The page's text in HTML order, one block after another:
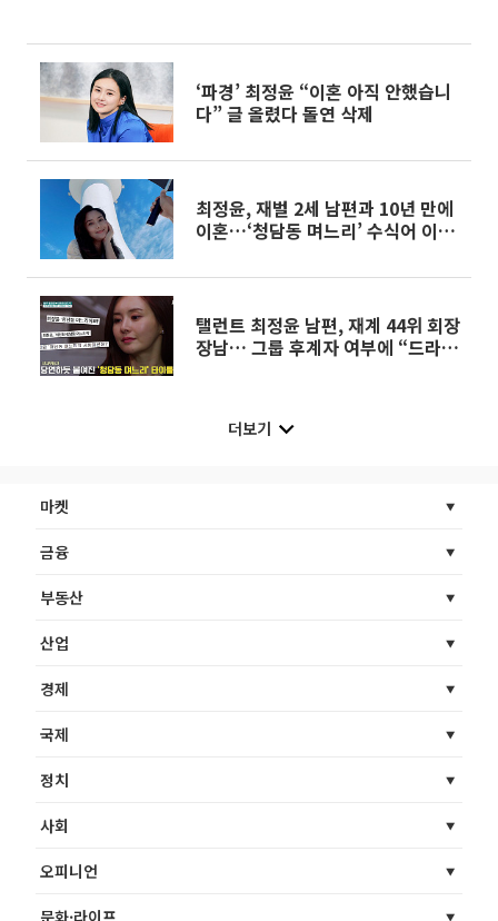
‘파경’ 최정윤 “이혼 아직 안했습니
다” 글 올렸다 돌연 삭제
최정윤, 재벌 2세 남편과 10년 만에
이혼…‘청담동 며느리’ 수식어 이제
탤런트 최정윤 남편, 재계 44위 회장
장남… 그룹 후계자 여부에 “드라마
더보기
마켓
금융
부동산
산업
경제
국제
정치
사회
오피니언
문화·라이프